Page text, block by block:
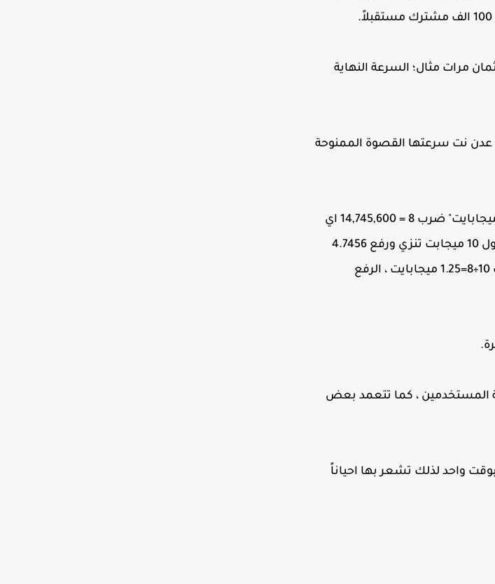
مرات مثال؛ السرعة النهاية
عدن نت سرعتها القصوة الممنوحة
ولو نستخدم القياس العالمي سيكون 1,800 "جيجابايت" تساوي 1,843,200 "ميجابايت" ضرب 8 = 14,745,600 اي
الشبكة ستسع مليون مستخدم بسرعة 14.7456 ميجابت لكل مستخدم ، لنقول 10 ميجابت تنزي ورفع 4.7456
ميجابت وستكون السرعة الصحيحة لشبكة لتنزيل ورفع الملفات من الانترنت 10÷8=1.25 ميجابايت ، الرفع
المستخدمين ، كما تتعمد بعض
واحد لذلك تشعر بها احياناً